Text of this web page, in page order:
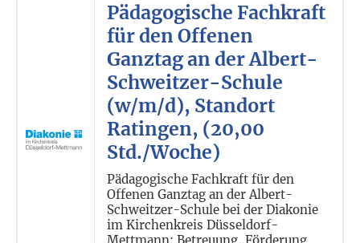
Pädagogische Fachkraft
für den Offenen
Ganztag an der Albert-
Schweitzer-Schule
(w/m/d), Standort
Ratingen, (20,00
Std./Woche)
Pädagogische Fachkraft für den
Offenen Ganztag an der Albert-
Schweitzer-Schule bei der Diakonie
im Kirchenkreis Düsseldorf-